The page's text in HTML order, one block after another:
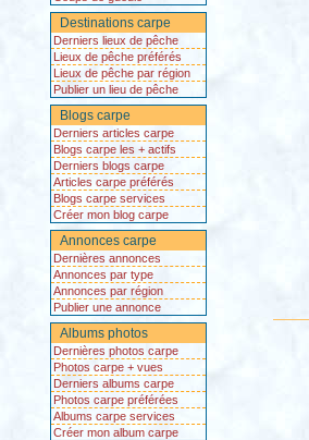
Destinations carpe
Derniers lieux de pêche
Lieux de pêche préférés
Lieux de pêche par région
Publier un lieu de pêche
Blogs carpe
Derniers articles carpe
Blogs carpe les + actifs
Derniers blogs carpe
Articles carpe préférés
Blogs carpe services
Créer mon blog carpe
Annonces carpe
Dernières annonces
Annonces par type
Annonces par région
Publier une annonce
Albums photos
Dernières photos carpe
Photos carpe + vues
Derniers albums carpe
Photos carpe préférées
Albums carpe services
Créer mon album carpe